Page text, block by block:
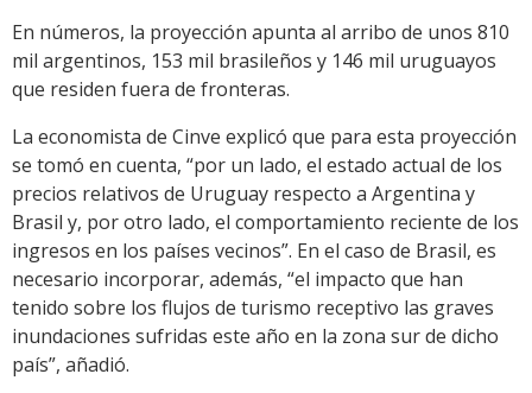
En números, la proyección apunta al arribo de unos 810
mil argentinos, 153 mil brasileños y 146 mil uruguayos
que residen fuera de fronteras.
La economista de Cinve explicó que para esta proyección
se tomó en cuenta, “por un lado, el estado actual de los
precios relativos de Uruguay respecto a Argentina y
Brasil y, por otro lado, el comportamiento reciente de los
ingresos en los países vecinos”. En el caso de Brasil, es
necesario incorporar, además, “el impacto que han
tenido sobre los flujos de turismo receptivo las graves
inundaciones sufridas este año en la zona sur de dicho
país”, añadió.